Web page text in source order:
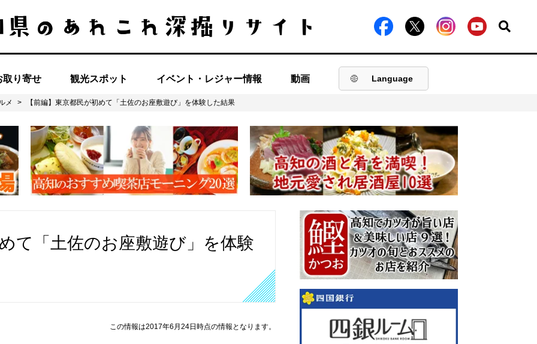
取り寄せ 観光スポット イベント・レジャー情報 動画 Language
メ > 【前編】東京都民が初めて「土佐のお座敷遊び」を体験した結果
て「土佐のお座敷遊び」を体験
この情報は2017年6月24日時点の情報となります。